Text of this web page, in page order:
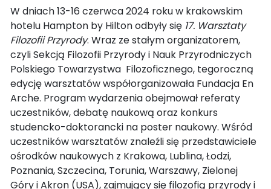
W dniach 13-16 czerwca 2024 roku w krakowskim
hotelu Hampton by Hilton odbyły się 17. Warsztaty
Filozofii Przyrody. Wraz ze stałym organizatorem,
czyli Sekcją Filozofii Przyrody i Nauk Przyrodniczych
Polskiego Towarzystwa Filozoficznego, tegoroczną
edycję warsztatów współorganizowała Fundacja En
Arche. Program wydarzenia obejmował referaty
uczestników, debatę naukową oraz konkurs
studencko-doktorancki na poster naukowy. Wśród
uczestników warsztatów znaleźli się przedstawiciele
ośrodków naukowych z Krakowa, Lublina, Łodzi,
Poznania, Szczecina, Torunia, Warszawy, Zielonej
Góry i Akron (USA), zajmujący się filozofią przyrody i